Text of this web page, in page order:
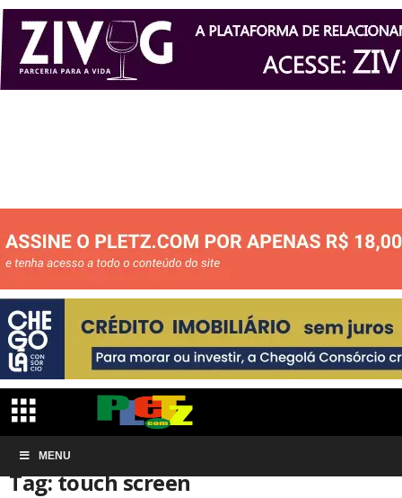
MENU
Início Tags
Tag: touch screen